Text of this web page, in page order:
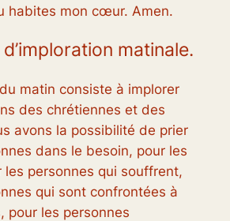
habites mon cœur. Amen.
matinale.
matin consiste à implorer
des chrétiennes et des
avons la possibilité de prier
dans le besoin, pour les
les personnes qui souffrent,
qui sont confrontées à
pour les personnes